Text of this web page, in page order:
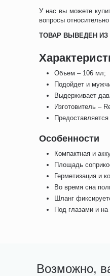
У нас вы можете
вопросы
ТОВАР ВЫВЕДЕН ИЗ
Объем – 106 мл;
Подойдет и
Выдерживает
Изготовитель –
Особенности
Компактная и
Площадь
Герметизация и
Во время сна
Шланг
Под глазами и на
Возможно,